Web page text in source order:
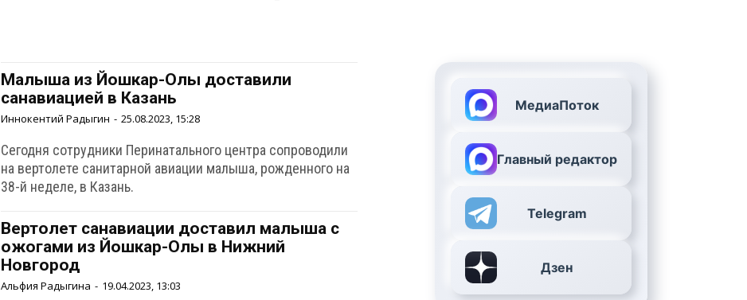
Малыша из Йошкар-Олы доставили
санавиацией в Казань
Иннокентий Радыгин - 25.08.2023, 15:28
Сегодня сотрудники Перинатального центра сопроводили
на вертолете санитарной авиации малыша, рожденного на
38-й неделе, в Казань.
Вертолет санавиации доставил малыша с
ожогами из Йошкар-Олы в Нижний
Новгород
Альфия Радыгина - 19.04.2023, 13:03
МедиаПоток
Главный редактор
Telegram
Дзен